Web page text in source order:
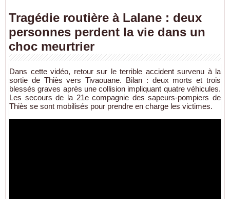
Tragédie routière à Lalane : deux
personnes perdent la vie dans un
choc meurtrier
Dans cette vidéo, retour sur le terrible accident survenu à la
sortie de Thiès vers Tivaouane. Bilan : deux morts et trois
blessés graves après une collision impliquant quatre véhicules.
Les secours de la 21e compagnie des sapeurs-pompiers de
Thiès se sont mobilisés pour prendre en charge les victimes.